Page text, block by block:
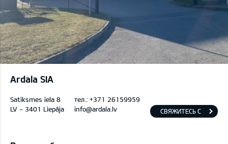
Ardala SIA
Satiksmes iela 8
LV - 3401 Liepāja
тел.: +371 26159959
info@ardala.lv
СВЯЖИТЕСЬ С